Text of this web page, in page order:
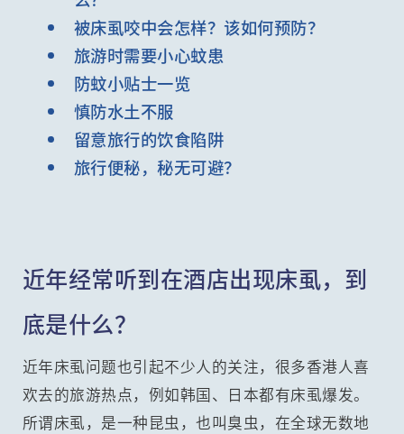
被床虱咬中会怎样？该如何预防？
旅游时需要小心蚊患
防蚊小贴士一览
慎防水土不服
留意旅行的饮食陷阱
旅行便秘，秘无可避？
近年经常听到在酒店出现床虱，到
底是什么？
近年床虱问题也引起不少人的关注，很多香港人喜
欢去的旅游热点，例如韩国、日本都有床虱爆发。
所谓床虱，是一种昆虫，也叫臭虫，在全球无数地